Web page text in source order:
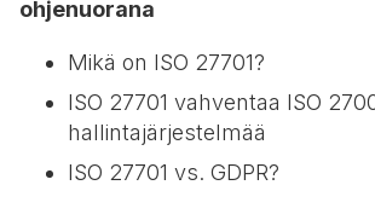
ohjenuorana
Mikä on ISO 27701?
ISO 27701 vahventaa ISO
hallintajärjestelmää
ISO 27701 vs. GDPR?